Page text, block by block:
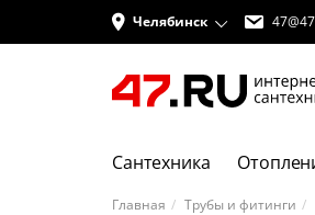
Челябинск
Сантехника
Главная Трубы и фитинги